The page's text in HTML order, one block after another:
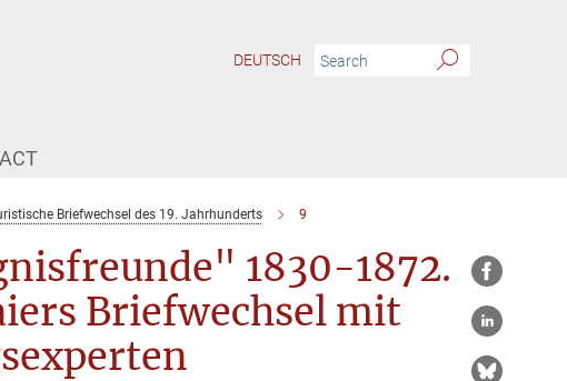
DEUTSCH
Briefwechsel des 19. Jahrhunderts 9
1830-1872.
Briefwechsel mit